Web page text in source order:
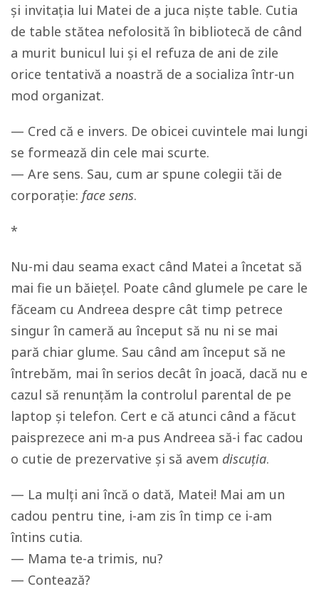
și invitația lui Matei de a juca niște table. Cutia
de table stătea nefolosită în bibliotecă de când
a murit bunicul lui și el refuza de ani de zile
orice tentativă a noastră de a socializa într-un
mod organizat.
— Cred că e invers. De obicei cuvintele mai lungi
se formează din cele mai scurte.
— Are sens. Sau, cum ar spune colegii tăi de
corporație: face sens.
*
Nu-mi dau seama exact când Matei a încetat să
mai fie un băiețel. Poate când glumele pe care le
făceam cu Andreea despre cât timp petrece
singur în cameră au început să nu ni se mai
pară chiar glume. Sau când am început să ne
întrebăm, mai în serios decât în joacă, dacă nu e
cazul să renunțăm la controlul parental de pe
laptop și telefon. Cert e că atunci când a făcut
paisprezece ani m-a pus Andreea să-i fac cadou
o cutie de prezervative și să avem discuția.
— La mulți ani încă o dată, Matei! Mai am un
cadou pentru tine, i-am zis în timp ce i-am
întins cutia.
— Mama te-a trimis, nu?
— Contează?